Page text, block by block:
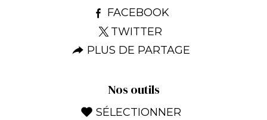
FACEBOOK
TWITTER
PLUS DE PARTAGE
Nos outils
SÉLECTIONNER